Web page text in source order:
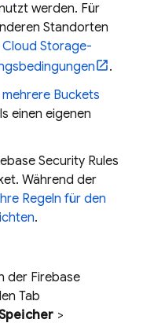
werden. Für
Standorten
Storage-
.
mehrere Buckets
einen eigenen
Security Rules
Während der
Regeln für den
.
der Firebase
Tab
>